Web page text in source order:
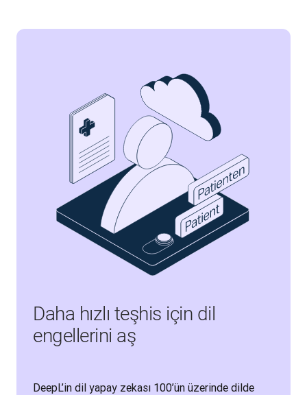
Daha hızlı teşhis için dil
engellerini aş
DeepL’in dil yapay zekası 100’ün üzerinde dilde